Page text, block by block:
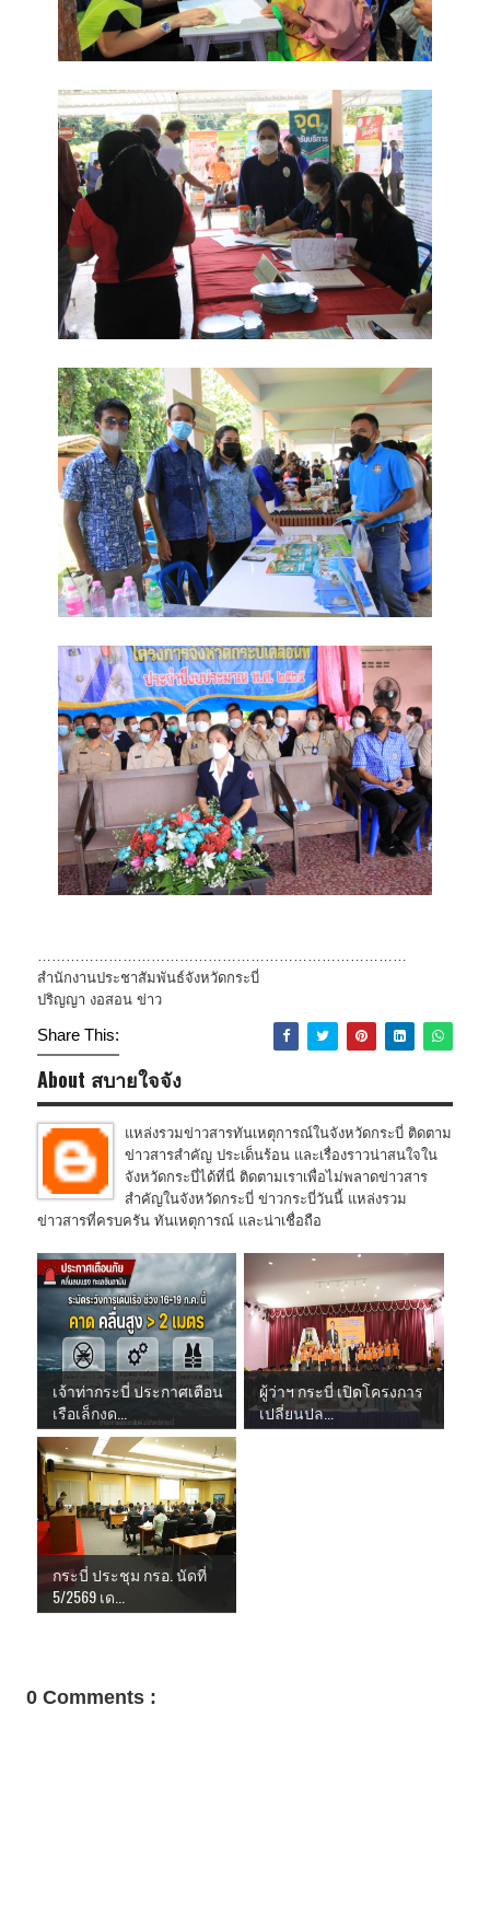
สำนักงานประชาสัมพันธ์จังหวัดกระบี่
ปริญญา งอสอน ข่าว
Share This:
About สบายใจจัง
แหล่งรวมข่าวสารทันเหตุการณ์ในจังหวัดกระบี่ ติดตาม
ข่าวสารสำคัญ ประเด็นร้อน และเรื่องราวน่าสนใจใน
จังหวัดกระบี่ได้ที่นี่ ติดตามเราเพื่อไม่พลาดข่าวสาร
สำคัญในจังหวัดกระบี่ ข่าวกระบี่วันนี้ แหล่งรวม
ข่าวสารที่ครบครัน ทันเหตุการณ์ และน่าเชื่อถือ
เจ้าท่ากระบี่ ประกาศเตือน
เรือเล็กงด...
ผู้ว่าฯ กระบี่ เปิดโครงการ
เปลี่ยนปล...
กระบี่ ประชุม กรอ. นัดที่
5/2569 เด...
0 Comments :